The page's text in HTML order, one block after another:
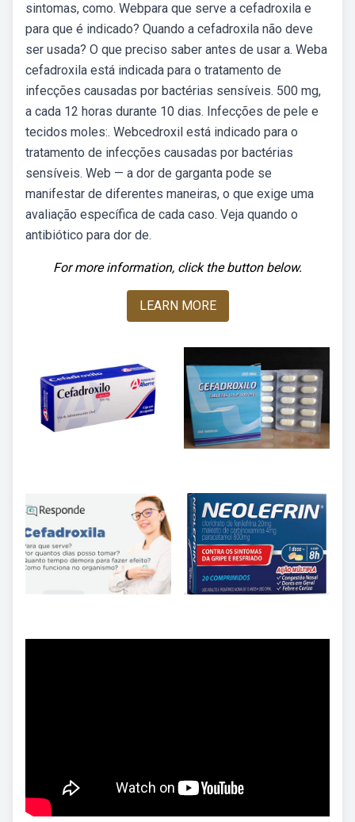
sintomas, como. Webpara que serve a cefadroxila e
para que é indicado? Quando a cefadroxila não deve
ser usada? O que preciso saber antes de usar a. Weba
cefadroxila está indicada para o tratamento de
infecções causadas por bactérias sensíveis. 500 mg,
a cada 12 horas durante 10 dias. Infecções de pele e
tecidos moles:. Webcedroxil está indicado para o
tratamento de infecções causadas por bactérias
sensíveis. Web — a dor de garganta pode se
manifestar de diferentes maneiras, o que exige uma
avaliação específica de cada caso. Veja quando o
antibiótico para dor de.
For more information, click the button below.
LEARN MORE